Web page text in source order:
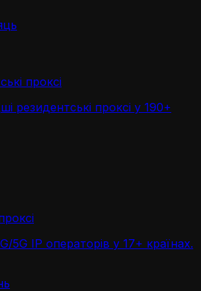
проксі
резидентські проксі у 190+
5G IP операторів у 17+ країнах.